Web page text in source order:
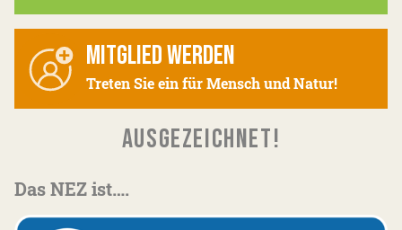
MITGLIED WERDEN
Treten Sie ein für Mensch und Natur!
AUSGEZEICHNET!
Das NEZ ist….